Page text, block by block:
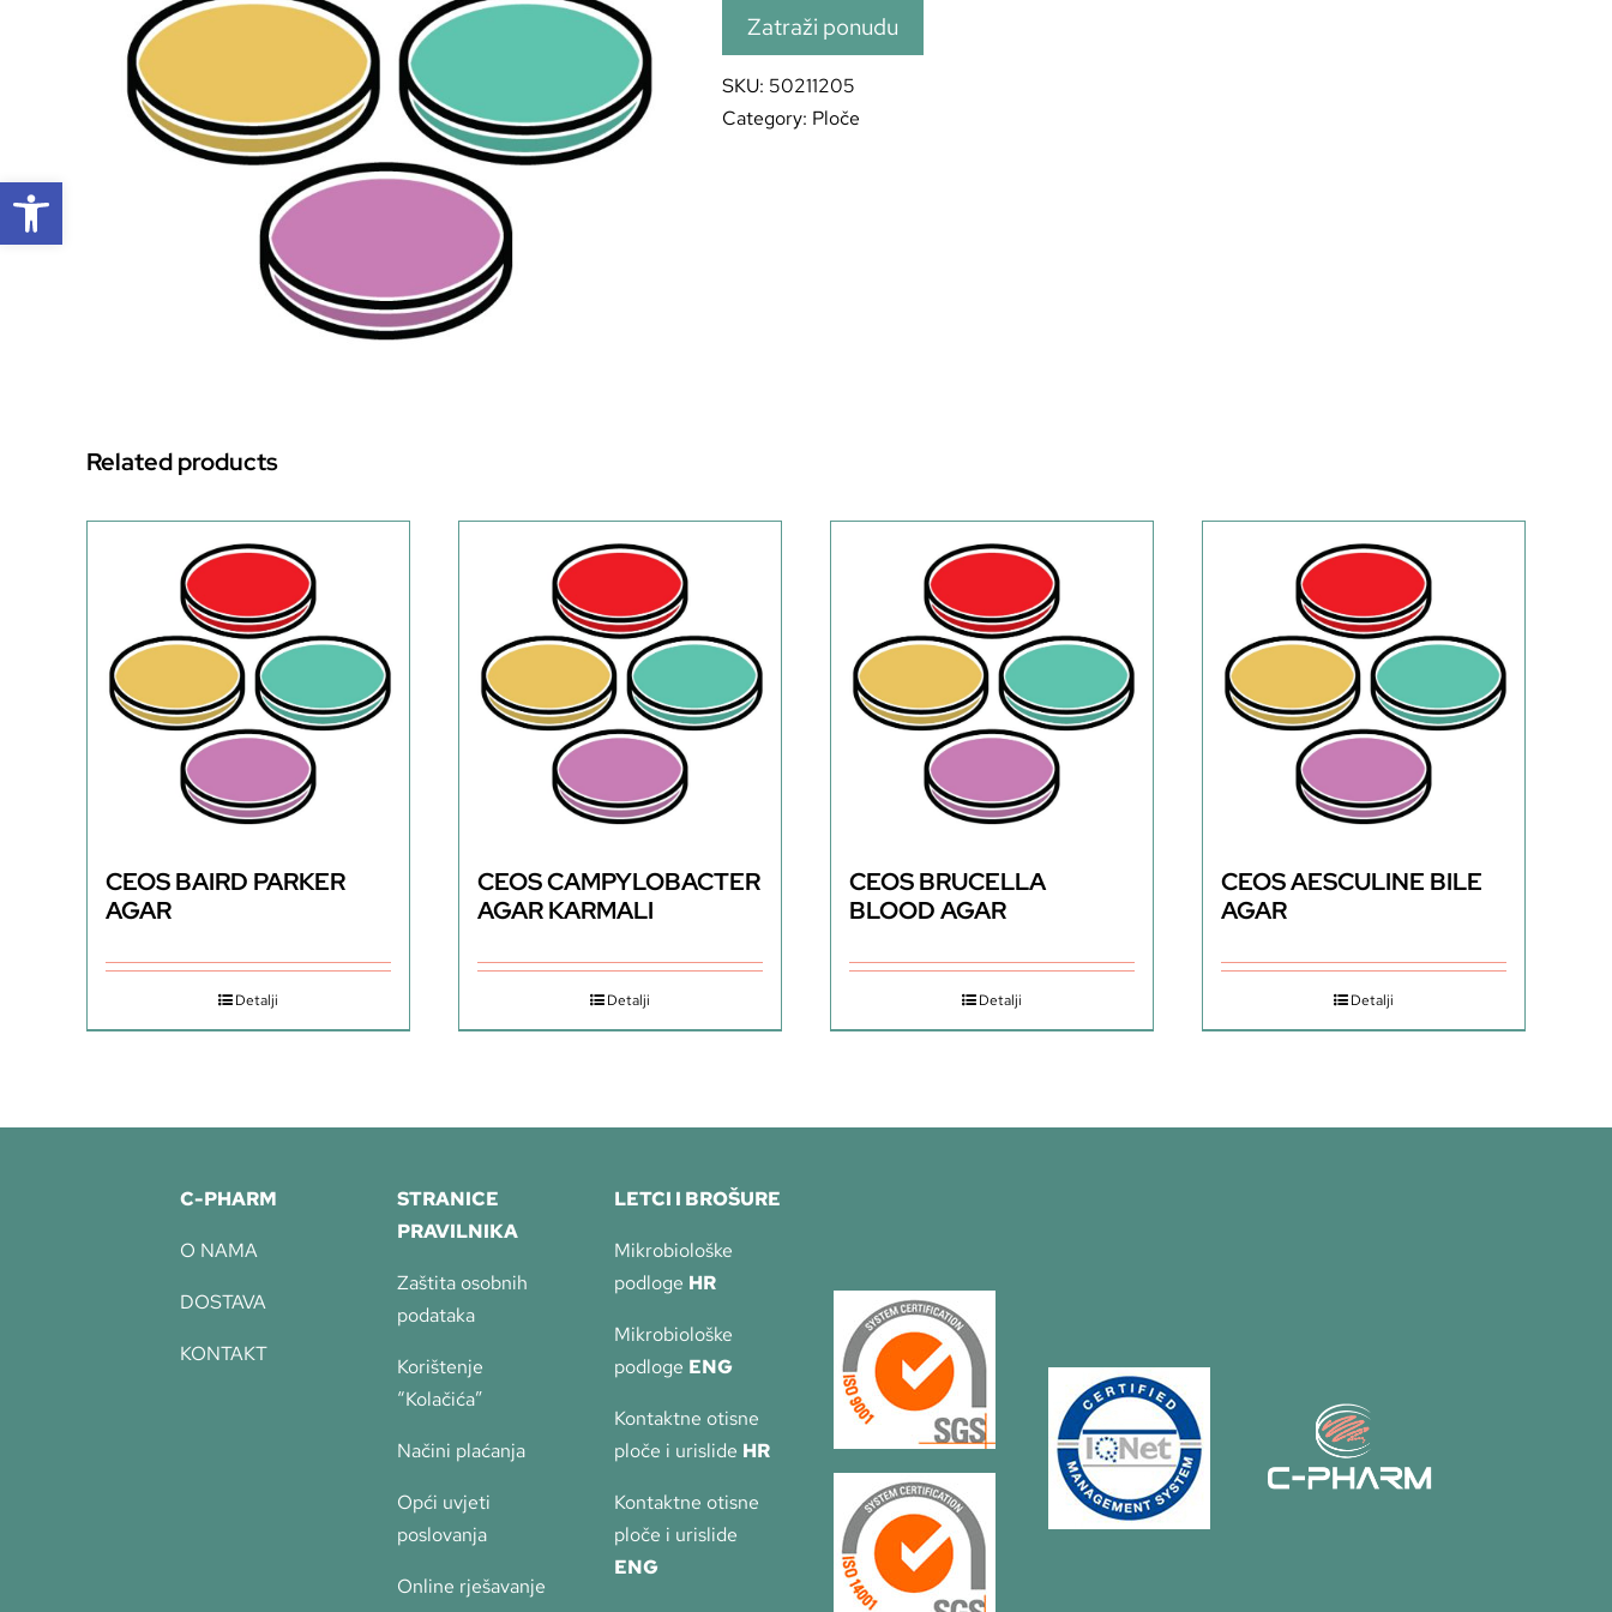
Open toolbar
Zatraži ponudu
SKU: 50211205
Category: Ploče
Related products
CEOS BAIRD PARKER
AGAR
Detalji
CEOS CAMPYLOBACTER
AGAR KARMALI
Detalji
CEOS BRUCELLA
BLOOD AGAR
Detalji
CEOS AESCULINE BILE
AGAR
Detalji
C-PHARM
O NAMA
DOSTAVA
KONTAKT
STRANICE
PRAVILNIKA
Zaštita osobnih
podataka
Korištenje
“Kolačića”
Načini plaćanja
Opći uvjeti
poslovanja
Online rješavanje
LETCI I BROŠURE
Mikrobiološke
podloge HR
Mikrobiološke
podloge ENG
Kontaktne otisne
ploče i urislide HR
Kontaktne otisne
ploče i urislide
ENG